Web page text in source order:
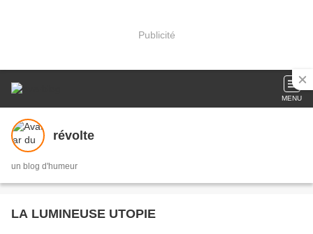
Publicité
MENU
révolte
un blog d'humeur
LA LUMINEUSE UTOPIE